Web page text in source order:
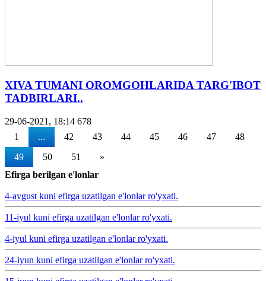
XIVA TUMANI OROMGOHLARIDA TARG'IBOT
TADBIRLARI..
29-06-2021, 18:14 678
1
... 42 43 44 45 46 47
48
49
50 51
»
Efirga berilgan e'lonlar
4-avgust kuni efirga uzatilgan e'lonlar ro'yxati.
11-iyul kuni efirga uzatilgan e'lonlar ro'yxati.
4-iyul kuni efirga uzatilgan e'lonlar ro'yxati.
24-iyun kuni efirga uzatilgan e'lonlar ro'yxati.